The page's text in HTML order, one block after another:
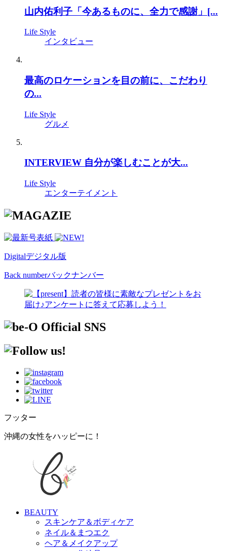
山内佑利子「今あるものに、全力で感謝」[...
Life Style
インタビュー
最高のロケーションを目の前に、こだわり
の...
Life Style
グルメ
INTERVIEW 自分が楽しむことが大...
Life Style
エンターテイメント
Digitalデジタル版
Back numberバックナンバー
フッター
沖縄の女性をハッピーに！
BEAUTY
スキンケア＆ボディケア
ネイル＆まつエク
ヘア＆メイクアップ